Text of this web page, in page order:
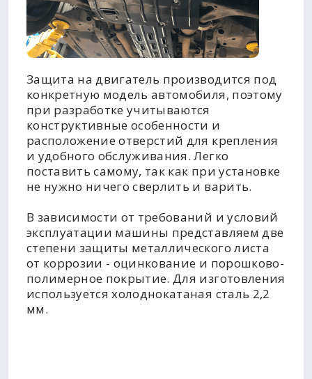
Защита на двигатель производится под
конкретную модель автомобиля, поэтому
при разработке учитываются
конструктивные особенности и
расположение отверстий для крепления
и удобного обслуживания. Легко
поставить самому, так как при установке
не нужно ничего сверлить и варить.
В зависимости от требований и условий
эксплуатации машины представляем две
степени защиты металлического листа
от коррозии - оцинкование и порошково-
полимерное покрытие. Для изготовления
используется холоднокатаная сталь 2,2
мм.